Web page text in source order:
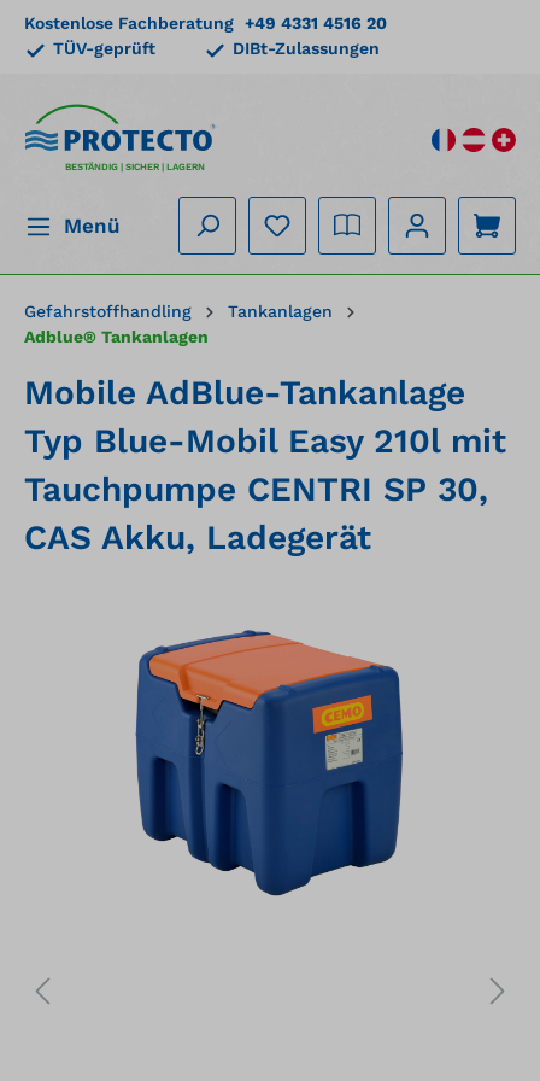
springen
Kostenlose Fachberatung +49 4331 4516 20
TÜV-geprüft
DIBt-Zulassungen
BESTÄNDIG | SICHER | LAGERN
Menü
Gefahrstoffhandling
Tankanlagen
Adblue® Tankanlagen
Mobile AdBlue-Tankanlage
Typ Blue-Mobil Easy 210l mit
Tauchpumpe CENTRI SP 30,
CAS Akku, Ladegerät
Bildergalerie überspringen